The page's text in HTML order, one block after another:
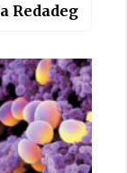
Redadeg